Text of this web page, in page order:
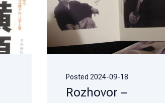
Posted 2024-09-18
Rozhovor –